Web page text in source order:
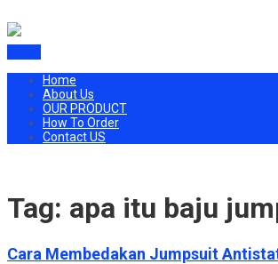
Home
About Us
OUR PRODUCT
How To Order
Contact US
Tag: apa itu baju
Cara Membedakan Jumpsuit